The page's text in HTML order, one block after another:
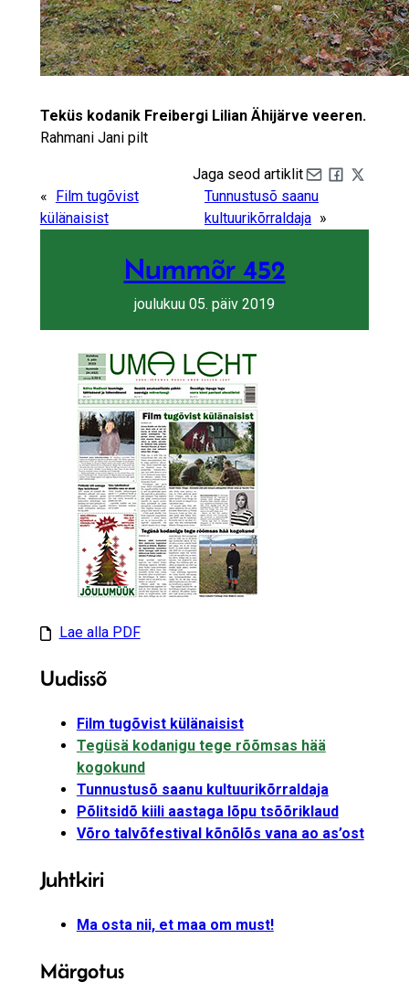
Teküs kodanik Freibergi Lilian Ähijärve veeren.
Rahmani Jani pilt
Jaga seod artiklit
Share by e-mail
« Film tugõvist
külänaisist
Tunnustusõ saanu
kultuurikõrraldaja »
Nummõr 452
joulukuu 05. päiv 2019
Lae alla PDF
Uudissõ
Film tugõvist külänaisist
Tegüsä kodanigu tege rõõmsas hää
kogokund
Tunnustusõ saanu kultuurikõrraldaja
Põlitsidõ kiili aastaga lõpu tsõõriklaud
Võro talvõfestival kõnõlõs vana ao as’ost
Juhtkiri
Ma osta nii, et maa om must!
Märgotus